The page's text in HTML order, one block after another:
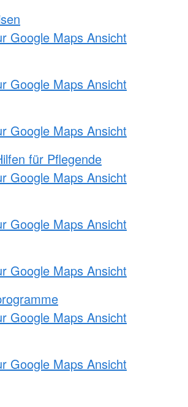
Google Maps Ansicht
Google Maps Ansicht
Google Maps Ansicht
für Pflegende
Google Maps Ansicht
Google Maps Ansicht
Google Maps Ansicht
Google Maps Ansicht
Google Maps Ansicht